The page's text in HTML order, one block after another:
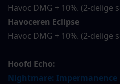
Havoc DMG + 10%. (2-delige
Havoceren Eclipse
Havoc DMG + 10%. (2-delige
Hoofd Echo:
Nightmare: Impermanence